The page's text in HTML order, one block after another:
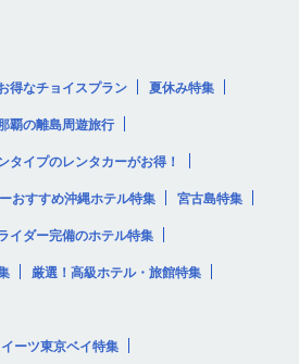
得なチョイスプラン 夏休み特集
覇の離島周遊旅行
タイプのレンタカーがお得！
おすすめ沖縄ホテル特集 宮古島特集
イダー完備のホテル特集
厳選！高級ホテル・旅館特集
ーツ東京ベイ特集